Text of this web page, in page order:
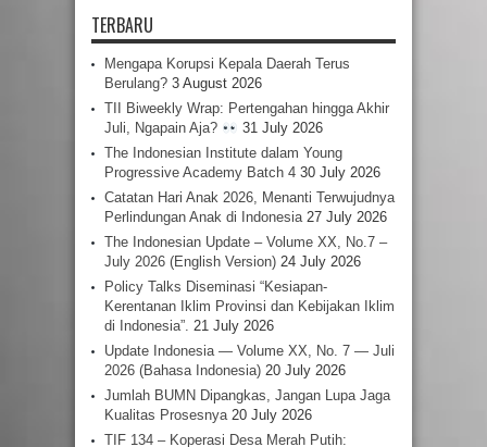
TERBARU
Mengapa Korupsi Kepala Daerah Terus
Berulang? 3 August 2026
TII Biweekly Wrap: Pertengahan hingga Akhir
Juli, Ngapain Aja?
31 July 2026
The Indonesian Institute dalam Young
Progressive Academy Batch 4 30 July 2026
Catatan Hari Anak 2026, Menanti Terwujudnya
Perlindungan Anak di Indonesia 27 July 2026
The Indonesian Update – Volume XX, No.7 –
July 2026 (English Version) 24 July 2026
Policy Talks Diseminasi “Kesiapan-
Kerentanan Iklim Provinsi dan Kebijakan Iklim
di Indonesia”. 21 July 2026
Update Indonesia — Volume XX, No. 7 — Juli
2026 (Bahasa Indonesia) 20 July 2026
Jumlah BUMN Dipangkas, Jangan Lupa Jaga
Kualitas Prosesnya 20 July 2026
TIF 134 – Koperasi Desa Merah Putih: